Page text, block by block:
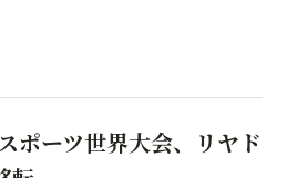
ポーツ世界大会、リヤド